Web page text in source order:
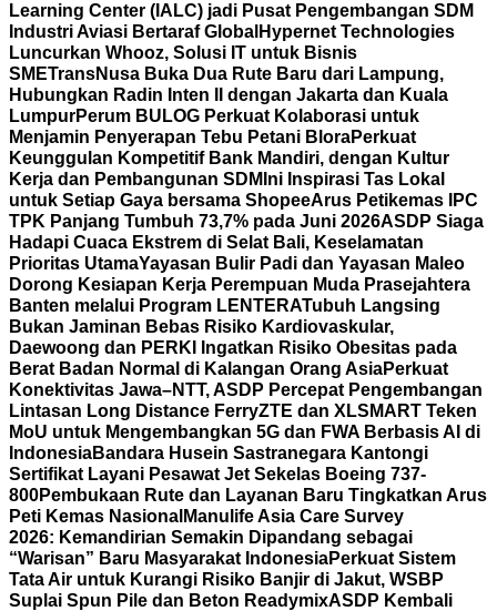
Learning Center (IALC) jadi Pusat Pengembangan SDM
Industri Aviasi Bertaraf Global Hypernet Technologies
Luncurkan Whooz, Solusi IT untuk Bisnis
SMETransNusa Buka Dua Rute Baru dari Lampung,
Hubungkan Radin Inten II dengan Jakarta dan Kuala
LumpurPerum BULOG Perkuat Kolaborasi untuk
Menjamin Penyerapan Tebu Petani BloraPerkuat
Keunggulan Kompetitif Bank Mandiri, dengan Kultur
Kerja dan Pembangunan SDM Ini Inspirasi Tas Lokal
untuk Setiap Gaya bersama ShopeeArus Petikemas IPC
TPK Panjang Tumbuh 73,7% pada Juni 2026ASDP Siaga
Hadapi Cuaca Ekstrem di Selat Bali, Keselamatan
Prioritas UtamaYayasan Bulir Padi dan Yayasan Maleo
Dorong Kesiapan Kerja Perempuan Muda Prasejahtera
Banten melalui Program LENTERATubuh Langsing
Bukan Jaminan Bebas Risiko Kardiovaskular,
Daewoong dan PERKI Ingatkan Risiko Obesitas pada
Berat Badan Normal di Kalangan Orang AsiaPerkuat
Konektivitas Jawa–NTT, ASDP Percepat Pengembangan
Lintasan Long Distance FerryZTE dan XLSMART Teken
MoU untuk Mengembangkan 5G dan FWA Berbasis AI di
IndonesiaBandara Husein Sastranegara Kantongi
Sertifikat Layani Pesawat Jet Sekelas Boeing 737-
800Pembukaan Rute dan Layanan Baru Tingkatkan Arus
Peti Kemas Nasional Manulife Asia Care Survey
2026: Kemandirian Semakin Dipandang sebagai
“Warisan” Baru Masyarakat IndonesiaPerkuat Sistem
Tata Air untuk Kurangi Risiko Banjir di Jakut, WSBP
Suplai Spun Pile dan Beton ReadymixASDP Kembali